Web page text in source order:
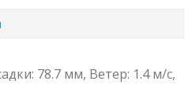
78.7 мм, Ветер: 1.4 м/с,